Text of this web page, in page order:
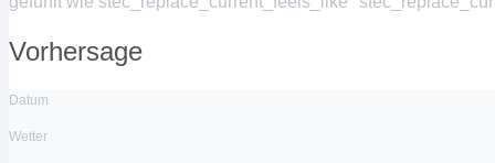
Vorhersage
Datum
Wetter